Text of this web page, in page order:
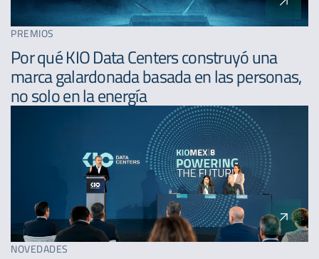
PREMIOS
Por qué KIO Data Centers construyó una
marca galardonada basada en las personas,
no solo en la energía
NOVEDADES